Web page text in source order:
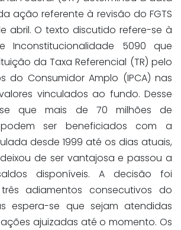
ação referente à revisão do FGTS
abril. O texto discutido refere-se à
Inconstitucionalidade 5090 que
da Taxa Referencial (TR) pelo
do Consumidor Amplo (IPCA) nas
vinculados ao fundo. Desse
se que mais de 70 milhões de
ser beneficiados com a
desde 1999 até os dias atuais,
de ser vantajosa e passou a
disponíveis. A decisão foi
adiamentos consecutivos do
espera-se que sejam atendidas
ajuizadas até o momento. Os